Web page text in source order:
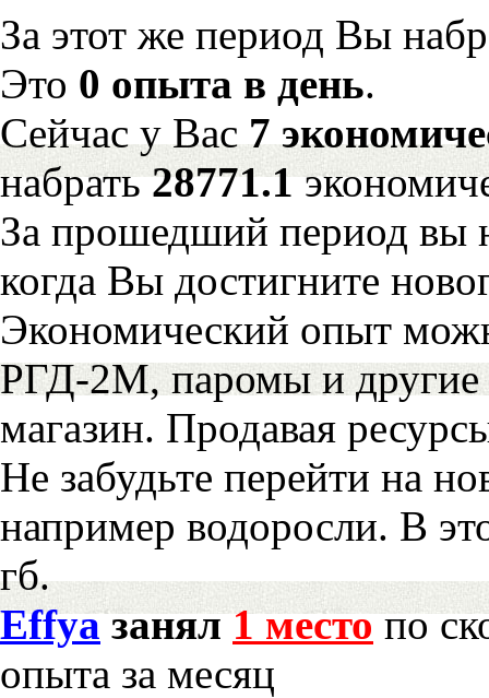
За этот же период Вы
Это 0 опыта в день.
Сейчас у Вас7
набрать28771.1
За прошедший период вы
когда Вы достигните
Экономический опыт
РГД-2М, паромы и другие
магазин. Продавая
Не забудьте перейти на
например водоросли. В
гб.
Effyaзанял1 местопо
опыта за месяц